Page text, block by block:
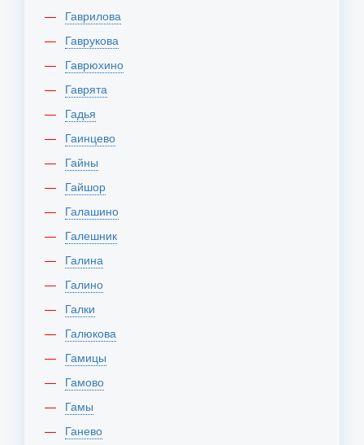
Гаврилова
Гаврукова
Гаврюхино
Гаврята
Гадья
Гаинцево
Гайны
Гайшор
Галашино
Галешник
Галина
Галино
Галки
Галюкова
Гамицы
Гамово
Гамы
Ганево